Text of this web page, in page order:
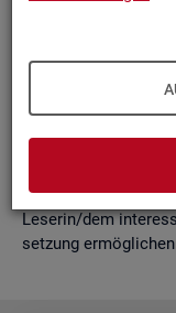
sam­men­ge­fasst.
werk zu zen­tra­len
markt- und
grif­fe in kur­zer
ren­den
Le­se­rin/dem
set­zung